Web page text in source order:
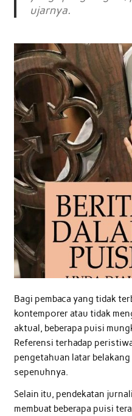
ujarnya.
Bagi pembaca yang tidak
kontemporer atau tidak
aktual, beberapa puisi
Referensi terhadap
pengetahuan latar
sepenuhnya.
Selain itu, pendekatan
membuat beberapa puisi